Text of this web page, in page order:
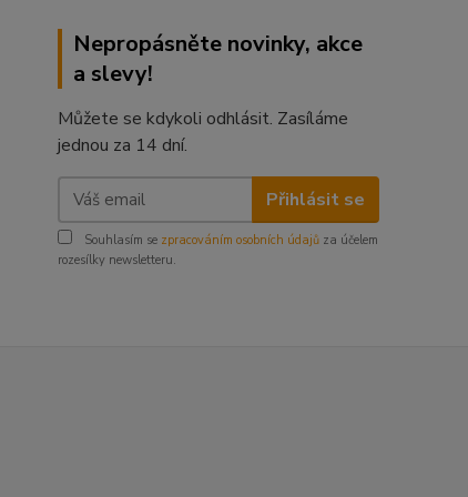
Nepropásněte novinky, akce
a slevy!
Můžete se kdykoli odhlásit. Zasíláme
jednou za 14 dní.
Přihlásit se
Souhlasím se zpracováním osobních údajů za účelem
rozesílky newsletteru.